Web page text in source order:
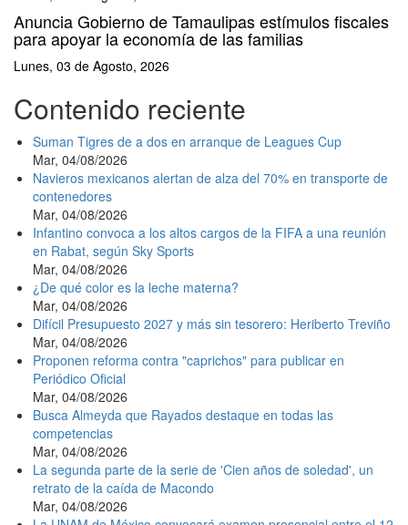
Anuncia Gobierno de Tamaulipas estímulos fiscales
para apoyar la economía de las familias
Lunes, 03 de Agosto, 2026
Contenido reciente
Suman Tigres de a dos en arranque de Leagues Cup
Mar, 04/08/2026
Navieros mexicanos alertan de alza del 70% en transporte de
contenedores
Mar, 04/08/2026
Infantino convoca a los altos cargos de la FIFA a una reunión
en Rabat, según Sky Sports
Mar, 04/08/2026
¿De qué color es la leche materna?
Mar, 04/08/2026
Difícil Presupuesto 2027 y más sin tesorero: Heriberto Treviño
Mar, 04/08/2026
Proponen reforma contra "caprichos" para publicar en
Periódico Oficial
Mar, 04/08/2026
Busca Almeyda que Rayados destaque en todas las
competencias
Mar, 04/08/2026
La segunda parte de la serie de 'Cien años de soledad', un
retrato de la caída de Macondo
Mar, 04/08/2026